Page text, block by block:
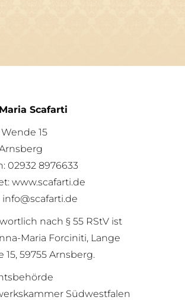
Scafarti
15
02932 8976633
www.scafarti.de
info@scafarti.de
nach § 55 RStV ist
Maria Forciniti, Lange
15, 59755 Arnsberg.
Südwestfalen